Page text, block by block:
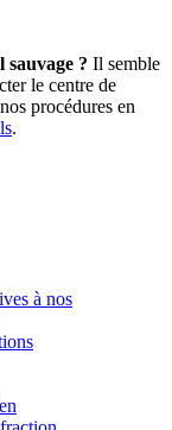
sauvage ? Il semble
le centre de
procédures en
.
à nos